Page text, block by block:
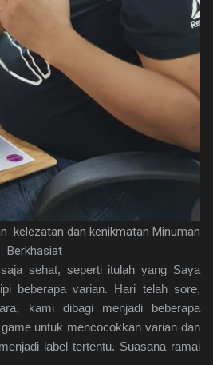
kelezatan dan kenikmatan Minuman
Berkhasiat
sehat, seperti itulah yang Saya
beberapa varian. Hari telah sore,
kami dibagi menjadi beberapa
untuk mencocokkan varian dan
label tertentu. Suasana ramai